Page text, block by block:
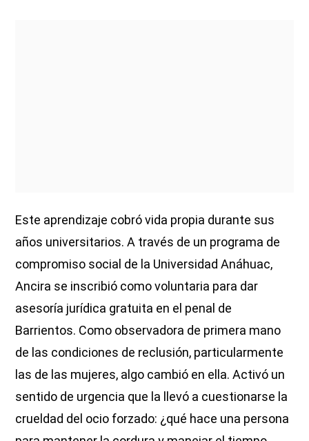
Este aprendizaje cobró vida propia durante sus
años universitarios. A través de un programa de
compromiso social de la Universidad Anáhuac,
Ancira se inscribió como voluntaria para dar
asesoría jurídica gratuita en el penal de
Barrientos. Como observadora de primera mano
de las condiciones de reclusión, particularmente
las de las mujeres, algo cambió en ella. Activó un
sentido de urgencia que la llevó a cuestionarse la
crueldad del ocio forzado: ¿qué hace una persona